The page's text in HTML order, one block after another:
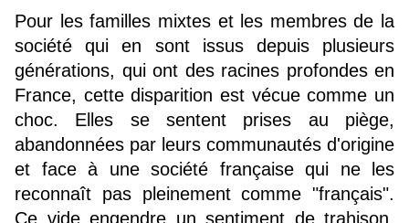
Pour les familles mixtes et les membres de la
société qui en sont issus depuis plusieurs
générations, qui ont des racines profondes en
France, cette disparition est vécue comme un
choc. Elles se sentent prises au piège,
abandonnées par leurs communautés d'origine
et face à une société française qui ne les
reconnaît pas pleinement comme "français".
Ce vide engendre un sentiment de trahison,